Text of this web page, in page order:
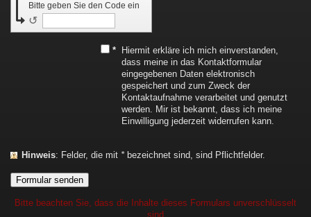
Bitte geben Sie den Code ein
↺
*
Hiermit erkläre ich mich einverstanden,
dass meine in das Kontaktformular
eingegebenen Daten elektronisch
gespeichert und zum Zweck der
Kontaktaufnahme verarbeitet und genutzt
werden. Mir ist bekannt, dass ich meine
Einwilligung jederzeit widerrufen kann.
Hinweis : Felder, die mit *bezeichnet sind, sind Pflichtfelder.
Bitte beachten Sie, dass die Inhalte dieses Formulars unverschlüsselt
sind